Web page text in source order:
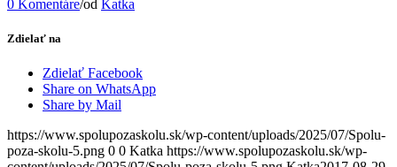
0 Komentáre/od Katka
Zdielať na
Zdielať Facebook
Share on WhatsApp
Share by Mail
https://www.spolupozaskolu.sk/wp-content/uploads/2025/07/Spolu-
poza-skolu-5.png 0 0 Katka https://www.spolupozaskolu.sk/wp-